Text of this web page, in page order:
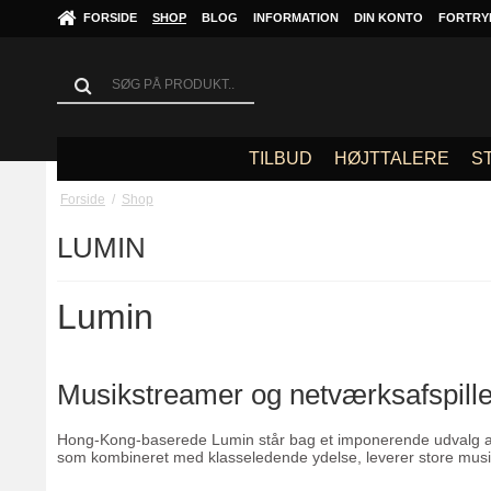
FORSIDE SHOP BLOG INFORMATION DIN KONTO
TILBUD HØJTTALERE
Forside / Shop
LUMIN
Lumin
Musikstreamer og
Hong-Kong-baserede Lumin står bag et imponerende
som kombineret med klasseledende ydelse, leverer store